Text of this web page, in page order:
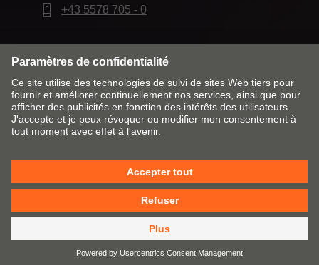
+43 5578 705 - 0
Modifier le marché & la langue
Contact Mentions obligatoires
CGV